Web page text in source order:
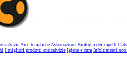
calvizieAree tematicheAssociazioni Biologia dei capelli
I migliori prodotti anticalvizie Igiene e cura Infoltimenti non